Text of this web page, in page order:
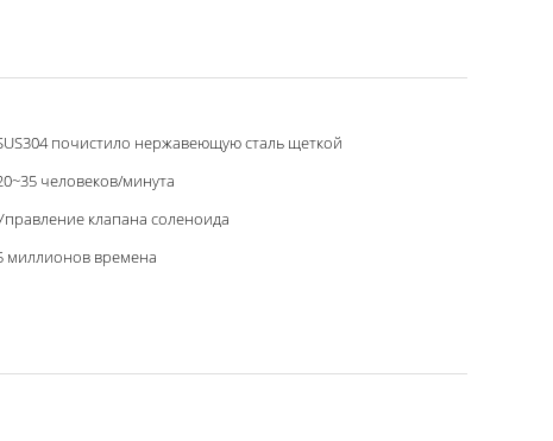
почистило нержавеющую сталь щеткой
человеков/минута
клапана соленоида
миллионов времена